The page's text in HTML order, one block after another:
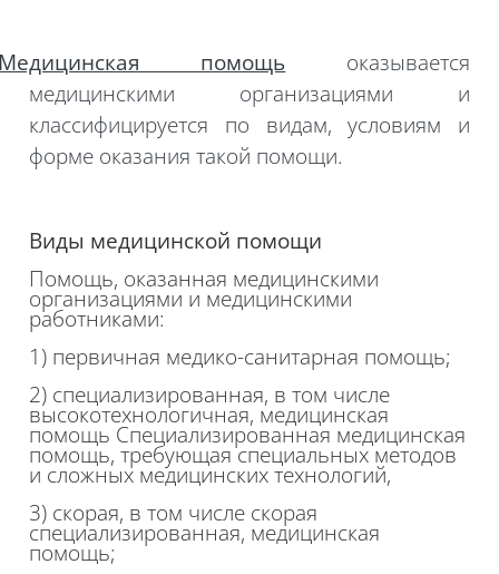
помощь
оказывается
медицинскими организациями и
классифицируется по видам, условиям и
форме оказания такой помощи.
Виды медицинской помощи
Помощь, оказанная медицинскими
организациями и медицинскими
работниками:
1) первичная медико-санитарная помощь;
2) специализированная, в том числе
высокотехнологичная, медицинская
помощь Специализированная медицинская
помощь, требующая специальных методов
и сложных медицинских технологий,
3) скорая, в том числе скорая
специализированная, медицинская
помощь;